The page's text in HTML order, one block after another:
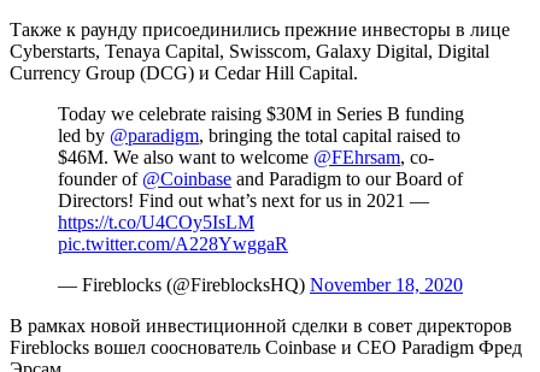
Также к раунду присоединились прежние инвесторы в лице
Cyberstarts, Tenaya Capital, Swisscom, Galaxy Digital, Digital
Currency Group (DCG) и Cedar Hill Capital.
Today we celebrate raising $30M in Series B funding
led by @paradigm, bringing the total capital raised to
$46M. We also want to welcome @FEhrsam, co-
founder of @Coinbase and Paradigm to our Board of
Directors! Find out what’s next for us in 2021 —
https://t.co/U4COy5IsLM
pic.twitter.com/A228YwggaR
— Fireblocks (@FireblocksHQ) November 18, 2020
В рамках новой инвестиционной сделки в совет директоров
Fireblocks вошел сооснователь Coinbase и CEO Paradigm Фред